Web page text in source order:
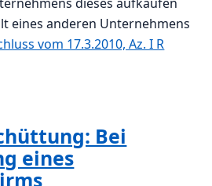
eines anderen Unternehmens
vom 17.3.2010, Az. I R
Bei
eines